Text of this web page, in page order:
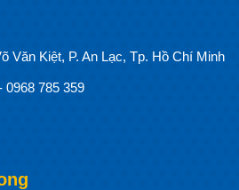
Văn Kiệt, P. An Lạc, Tp. Hồ Chí Minh
0968 785 359